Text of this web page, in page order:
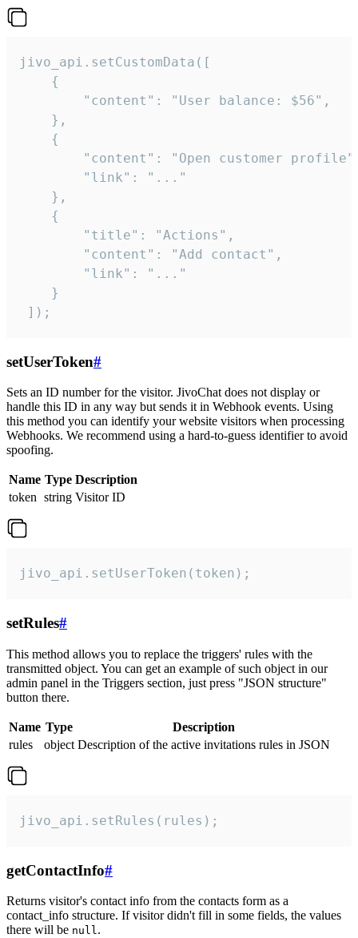
jivo_api.setCustomData([
    {
        "content": "User balance: $56",
    },
    {
"content": "Open customer
        "link": "..."
    },
    {
        "title": "Actions",
        "content": "Add contact",
        "link": "..."
    }
]);
setUserToken#
Sets an ID number for the visitor. JivoChat does not display or
handle this ID in any way but sends it in Webhook events. Using
this method you can identify your website visitors when processing
Webhooks. We recommend using a hard-to-guess identifier to avoid
spoofing.
Name Type Description
token string Visitor ID
jivo_api.setUserToken(token);
setRules#
This method allows you to replace the triggers' rules with the
transmitted object. You can get an example of such object in our
admin panel in the Triggers section, just press "JSON structure"
button there.
Name Type
Description
rules
object Description of the active invitations rules in JSON
jivo_api.setRules(rules);
getContactInfo#
Returns visitor's contact info from the contacts form as a
contact_info structure. If visitor didn't fill in some fields, the values
there will be null.